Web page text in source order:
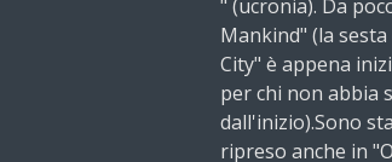
" (ucronia). Da
Mankind" (la
City" è appena
per chi non abbia
dall'inizio).Sono
ripreso anche in